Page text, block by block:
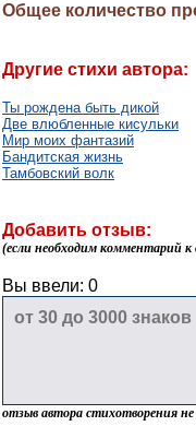
Общее количество
Другие стихи автора:
Ты рождена быть дикой
Две влюбленные кисульки
Мир моих фантазий
Бандитская жизнь
Тамбовский волк
Добавить отзыв:
(если необходим комментарий к
Вы ввели: 0
отзыв автора стихотворения